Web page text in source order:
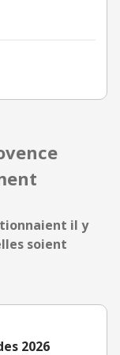
il y
soient
2026